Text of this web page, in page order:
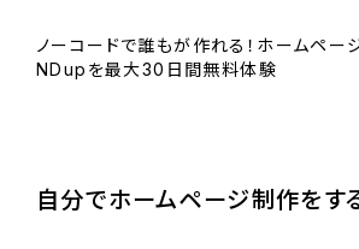
ノーコードで誰もが作れる！ホームペー
NDupを最大30日間無料体験
自分でホームページ制作をす